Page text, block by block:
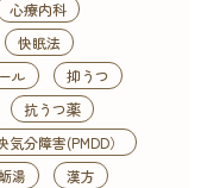
心療内科
快眠法
ル
抑うつ
抗うつ薬
気分障害(PMDD）
湯
漢方